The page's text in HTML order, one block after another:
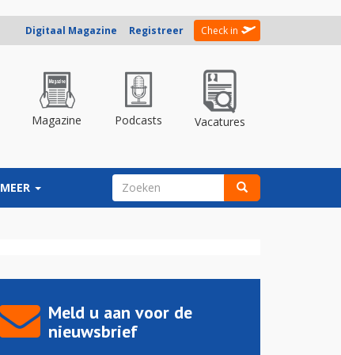
Digitaal Magazine Registreer Check in
Magazine Podcasts Vacatures
MEER ZOEKVELD
Meld u aan voor de
nieuwsbrief